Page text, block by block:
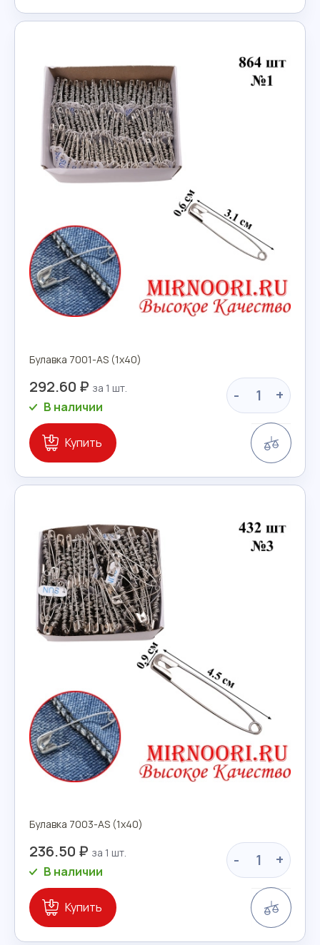
Булавка 7001-AS (1х40)
292.60 ₽ - +
В наличии
Купить
Булавка 7003-AS (1х40)
236.50 ₽ - +
В наличии
Купить